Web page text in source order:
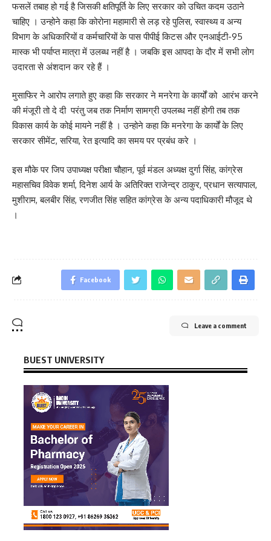
फसलें तबाह हो गई है जिसकी क्षतिपूर्ति के लिए सरकार को उचित कदम उठाने
चाहिए । उन्होने कहा कि कोरोना महामारी से लड़ रहे पुलिस, स्वास्थ्य व अन्य
विभाग के अधिकारियों व कर्मचारियों के पास पीपीई किटस और एनआईटी-95
मास्क भी पर्याप्त मात्रा में उलब्ध नहीं है । जबकि इस आपदा के दौर में सभी लोग
उदारता से अंशदान कर रहे हैं ।
मुसाफिर ने आरोप लगाते हुए कहा कि सरकार ने मनरेगा के कार्यों को आरंभ करने
की मंजूरी तो दे दी परंतु जब तक निर्माण सामग्री उपलब्ध नहीं होगी तब तक
विकास कार्य के कोई मायने नहीं है । उन्होने कहा कि मनरेगा के कार्यों के लिए
सरकार सीमेंट, सरिया, रेत इत्यादि का समय पर प्रबंध करे ।
इस मौके पर जिप उपाध्यक्ष परीक्षा चौहान, पूर्व मंडल अध्यक्ष दुर्गा सिंह, कांग्रेस
महासचिव विवेक शर्मा, दिनेश आर्य के अतिरिक्त राजेन्द्र ठाकुर, प्रधान सत्यापाल,
मुशीराम, बलबीर सिंह, रणजीत सिंह सहित कांग्रेस के अन्य पदाधिकारी मौजूद थे
।
Facebook
Leave a comment
BUEST UNIVERSITY